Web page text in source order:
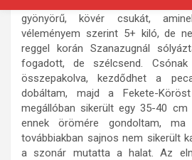
gyönyörű, kövér csukát,
véleményem szerint 5+ kiló, de
reggel korán Szanazugnál
fogadott, de szélcsend.
összepakolva, kezdődhet a
dobáltam, majd a Fekete-
megállóban sikerült egy 35-40
ennek örömére gondoltam,
továbbiakban sajnos nem sikerült
a szonár mutatta a halat. Az